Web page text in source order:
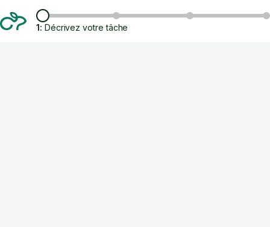
1: Décrivez votre tâche